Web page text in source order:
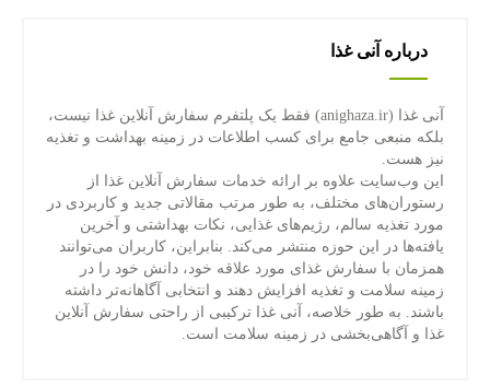
درباره آنی غذا
آنی غذا (anighaza.ir) فقط یک پلتفرم سفارش آنلاین غذا نیست،
بلکه منبعی جامع برای کسب اطلاعات در زمینه بهداشت و تغذیه
نیز هست.
این وب‌سایت علاوه بر ارائه خدمات سفارش آنلاین غذا از
رستوران‌های مختلف، به طور مرتب مقالاتی جدید و کاربردی در
مورد تغذیه سالم، رژیم‌های غذایی، نکات بهداشتی و آخرین
یافته‌ها در این حوزه منتشر می‌کند. بنابراین، کاربران می‌توانند
همزمان با سفارش غذای مورد علاقه خود، دانش خود را در
زمینه سلامت و تغذیه افزایش دهند و انتخابی آگاهانه‌تر داشته
باشند. به طور خلاصه، آنی غذا ترکیبی از راحتی سفارش آنلاین
غذا و آگاهی‌بخشی در زمینه سلامت است.